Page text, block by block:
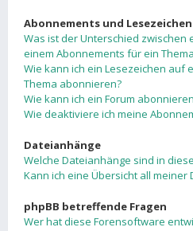
Abonnements und Lesezeichen
Was ist der Unterschied zwischen
einem Abonnements für ein
Wie kann ich ein Lesezeichen auf
Thema abonnieren?
Wie kann ich ein Forum
Wie deaktiviere ich meine
Dateianhänge
Welche Dateianhänge sind in
Kann ich eine Übersicht all
phpBB betreffende Fragen
Wer hat diese Forensoftware